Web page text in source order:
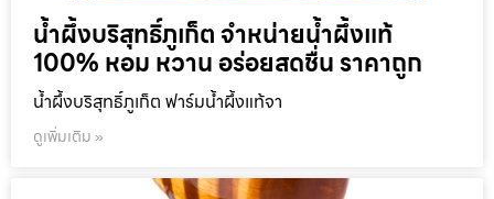
น้ำผึ้งบริสุทธิ์ภูเก็ต จำหน่ายน้ำผึ้งแท้
100% หอม หวาน อร่อยสดชื่น ราคาถูก
น้ำผึ้งบริสุทธิ์ภูเก็ต ฟาร์มน้ำผึ้งแท้จา
ดูเพิ่มเติม »